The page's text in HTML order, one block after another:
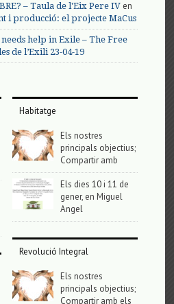
– Taula de l'Eix Pere IV en
i producció: el projecte MaCus
help in Exile – The Free
de l’Exili 23-04-19
Habitatge
Els nostres
principals objectius;
Compartir amb
Els dies 10 i 11 de
gener, en Miguel
Angel
Revolució Integral
Els nostres
principals objectius;
Compartir amb els